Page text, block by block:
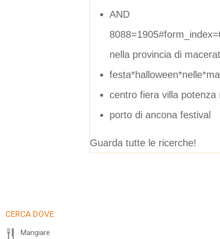
AND
nella provincia di
centro fiera villa
porto di ancona festival
Guarda tutte le ricerche!
CERCA DOVE:
Mangiare